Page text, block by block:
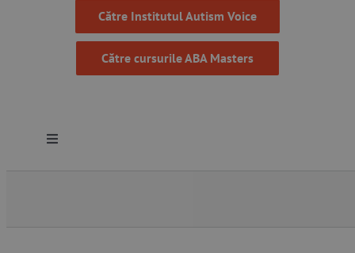
Către Institutul Autism Voice
Către cursurile ABA Masters
Toggle